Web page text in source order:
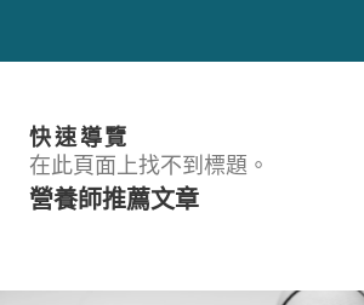
快速導覽
在此頁面上找不到標題。
營養師推薦文章